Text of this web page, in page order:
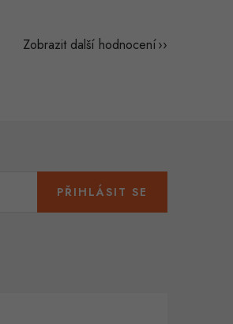
Zobrazit další hodnocení
PŘIHLÁSIT SE